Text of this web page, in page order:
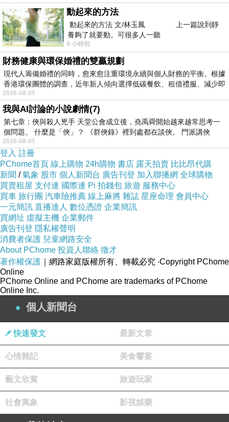
公司來了一個
剛大畢的學生
其實 我這人對於新踏入社會
或是已經有打工過的畢業生
都抱著 慢慢來 慢慢適應無所謂
可是 為什麼連打一份資料
可以打那麼久 然後錯字一堆
錯字也沒關係 可能一時沒發現 改過就好
結果 改了還錯
結果她回我
因為我用語音居多
我真的是苦笑了
聲控打字輸出
她跑來問我 還沒要裝嗎?
如真是這樣 請她來幹嘛
更何況 資料最多都只是建立表格與填空
動起來的方法
動起來的方法 文/林玉鳳 上一篇說到靜
養夠了就要動。可很多人一聽
9 小時前
財務健康與環保婚禮的雙贏規劃
現代人籌備婚禮的同時，愈來愈注重環境永續與個人財務的平衡。根據
香港環保團體的調查，近年新人傾向選擇低碳餐飲、租借禮服、減少即
2026-08-05
我與AI討論的小說劇情(7)
第七章：俠與殺人兇手 天堂公會成立後，堯禹舜開始越來越常思考一
個問題。 什麼是「俠」？ 《群俠錄》裡到處都在談俠。 門派講俠
2026-08-05
登入 註冊
PChome首頁 線上購物 24h購物 書店 露天拍賣 比比昂代購
新聞 /氣象 股市 個人新聞台 廣告刊登 加入聯播網 全球購物
買賣租屋 支付連 國際連 Pi 拍錢包 旅遊 服務中心
買車 旅行團 汽車險推薦 線上麻將 雜誌 星座命理 會員中心
一元簡訊 直播達人 數位憑證 企業簡訊
買網址 虛擬主機 企業郵件
廣告刊登 隱私權聲明
消費者保護 兒童網路安全
About PChome 投資人聯絡 徵才
著作權保護 ｜網路家庭版權所有、轉載必究 ‧Copyright PChome
Online
PChome Online and PChome are trademarks of PChome
Online Inc.
個人新聞台
快速發文 最新文章
心情雜記 美食饗宴
藝文欣賞 旅遊玩家
社會萬象 影視娛樂